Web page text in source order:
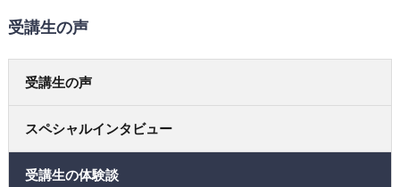
受講生の声
受講生の声
スペシャルインタビュー
受講生の体験談